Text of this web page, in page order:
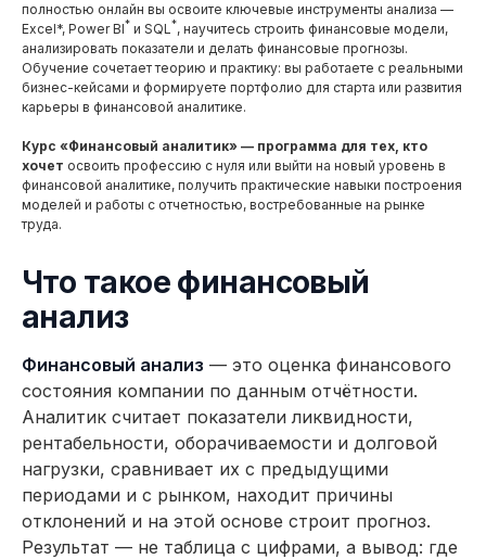
полностью онлайн вы освоите ключевые инструменты анализа —
Excel*, Power BI* и SQL*, научитесь строить финансовые модели,
анализировать показатели и делать финансовые прогнозы.
Обучение сочетает теорию и практику: вы работаете с реальными
бизнес-кейсами и формируете портфолио для старта или развития
карьеры в финансовой аналитике.
Курс «Финансовый аналитик» — программа для тех, кто
хочет освоить профессию с нуля или выйти на новый уровень в
финансовой аналитике, получить практические навыки построения
моделей и работы с отчетностью, востребованные на рынке
труда.
Что такое финансовый
анализ
Финансовый анализ — это оценка финансового
состояния компании по данным отчётности.
Аналитик считает показатели ликвидности,
рентабельности, оборачиваемости и долговой
нагрузки, сравнивает их с предыдущими
периодами и с рынком, находит причины
отклонений и на этой основе строит прогноз.
Результат — не таблица с цифрами, а вывод: где